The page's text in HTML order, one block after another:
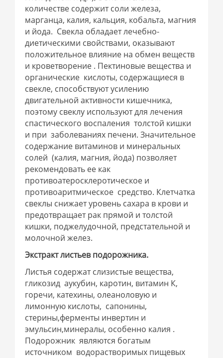
количестве содержит соли железа,
марганца, калия, кальция, кобальта, магния
и йода. Свекла обладает лечебно-
диетическими свойствами, оказывают
положительное влияние на обмен веществ
и кроветворение . Пектиновые вещества и
органические кислоты, содержащиеся в
свекле, способствуют усилению
двигательной активности кишечника,
поэтому свеклу используют для лечения
спастического воспаления толстой кишки
и при заболеваниях печени. Значительное
содержание витаминов и минеральных
солей (калия, магния, йода) позволяет
рекомендовать ее как
противоатеросклеротическое и
противоаритмическое средство. Клетчатка
свеклы снижает уровень сахара в крови и
предотвращает рак прямой и толстой
кишки, поджелудочной, предстательной и
молочной желез.
Экстракт листьев подорожника.
Листья содержат слизистые вещества,
гликозид аукубин, каротин, витамин К,
горечи, катехины, олеаноловую и
лимонную кислоты, сапонины,
стерины,ферменты инвертин и
эмульсин,минералы, особенно калия .
Подорожник являются богатым
источником водорастворимых пищевых